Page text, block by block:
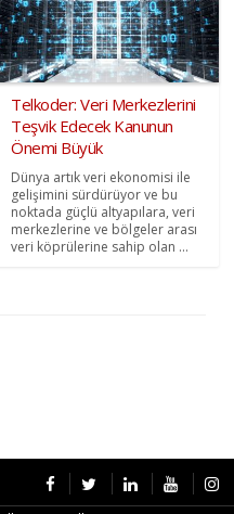
Telkoder: Veri Merkezlerini
Teşvik Edecek Kanunun
Önemi Büyük
Dünya artık veri ekonomisi ile
gelişimini sürdürüyor ve bu
noktada güçlü altyapılara, veri
merkezlerine ve bölgeler arası
veri köprülerine sahip olan ...